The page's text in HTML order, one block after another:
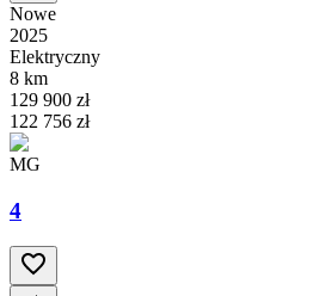
Nowe
2025
Elektryczny
8 km
129 900 zł
122 756 zł
MG
4